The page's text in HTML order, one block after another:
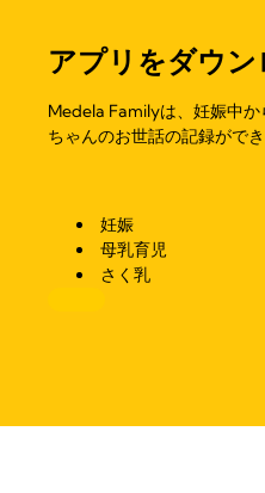
アプリをダウン
Medela Familyは、妊娠中
ちゃんのお世話の記録ができ
妊娠
母乳育児
さく乳